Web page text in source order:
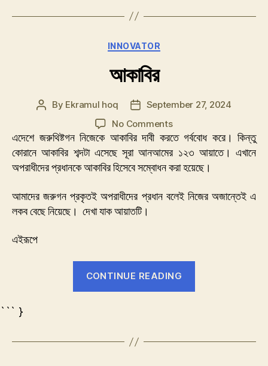
Categories
INNOVATOR
আকাবির
Post
By Ekramul hoq
PostSeptember 27, 2024
No Commentson
আকাবির
এদেশে জরুথিষ্টগন নিজেকে আকাবির দাবী করতে গর্ববোধ করে। কিন্তু
কোরানে আকাবির শব্দটা এসেছে সূরা আনআমের ১২৩ আয়াতে। এখানে
অপরাধীদের প্রধানকে আকাবির হিসেবে সম্বোধন করা হয়েছে।
আমাদের জরুগন প্রকৃতই অপরাধীদের প্রধান বলেই নিজের অজান্তেই এ
লকব বেছে নিয়েছে। দেখা যাক আয়াতটি।
এইরূপে
CONTINUE READING
``` }